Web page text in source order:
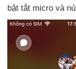
bật tắt micro và